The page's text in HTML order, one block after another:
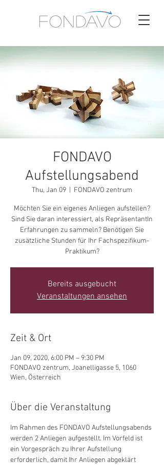
FONDAVO
Aufstellungsabend
Thu, Jan 09 FONDAVO zentrum
Möchten Sie ein eigenes Anliegen aufstellen?
Sind Sie daran interessiert, als RepräsentantIn
Erfahrungen zu sammeln? Benötigen Sie
zusätzliche Stunden für Ihr Fachspezifikum-
Praktikum?
Bereits ausgebucht
Veranstaltungen ansehen
Zeit & Ort
Jan 09, 2020, 6:00 PM – 9:30 PM
FONDAVO zentrum, Joanelligasse 5, 1060
Wien, Österreich
Über die Veranstaltung
Im Rahmen des FONDAVO Aufstellungsabends
werden 2 Anliegen aufgestellt. Im Vorfeld ist
ein Vorgespräch zu Ihrer Aufstellung
erforderlich, damit Ihr Anliegen abgeklärt